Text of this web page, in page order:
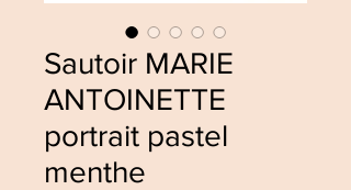
Sautoir MARIE
ANTOINETTE
portrait pastel
menthe